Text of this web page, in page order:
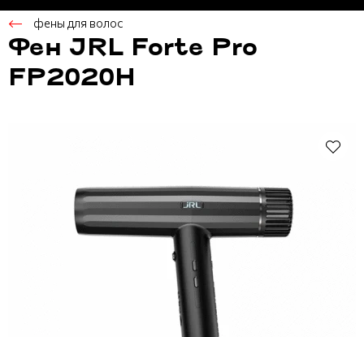
фены для волос
Фен JRL Forte Pro
FP2020H